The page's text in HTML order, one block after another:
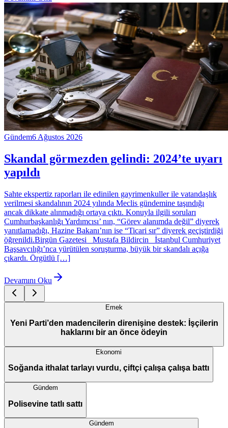
Gündem6 Ağustos 2026
Skandal görmezden gelindi: 2024’te uyarı
yapıldı
Sahte ekspertiz raporları ile edinilen gayrimenkuller ile vatandaşlık
verilmesi skandalının 2024 yılında Meclis gündemine taşındığı
ancak dikkate alınmadığı ortaya çıktı. Konuyla ilgili soruları
Cumhurbaşkanlığı Yardımcısı’ nın, “Görev alanımda değil” diyerek
yanıtlamadığı, Hazine Bakanı’nın ise “Ticari sır” diyerek geçiştirdiği
öğrenildi.Birgün Gazetesi Mustafa Bildircin İstanbul Cumhuriyet
Başsavcılığı’nca yürütülen soruşturma, büyük bir skandalı açığa
çıkardı. Örgütlü […]
Devamını Oku
Emek
Yeni Parti’den madencilerin direnişine destek: İşçilerin
haklarını bir an önce ödeyin
Ekonomi
Soğanda ithalat tarlayı vurdu, çiftçi çalışa çalışa battı
Gündem
Polisevine tatlı sattı
Gündem